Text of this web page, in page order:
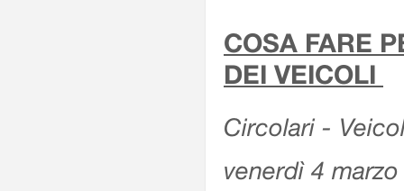
COSA FARE
DEI VEICOLI
Circolari -
venerdì 4